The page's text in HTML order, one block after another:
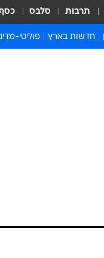
תרבות סלבס
חדשות בארץ פוליטי-